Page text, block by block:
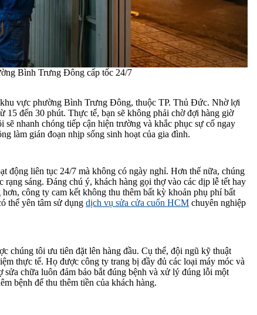
Bình Trưng Đông cấp tốc 24/7
vực phường Bình Trưng Đông, thuộc TP. Thủ Đức. Nhờ lợi
15 đến 30 phút. Thực tế, bạn sẽ không phải chờ đợi hàng giờ
nhanh chóng tiếp cận hiện trường và khắc phục sự cố ngay
làm gián đoạn nhịp sống sinh hoạt của gia đình.
động liên tục 24/7 mà không có ngày nghỉ. Hơn thế nữa, chúng
sáng. Đáng chú ý, khách hàng gọi thợ vào các dịp lễ tết hay
công ty cam kết không thu thêm bất kỳ khoản phụ phí bất
thể yên tâm sử dụngdịch vụ sửa cửa cuốn HCM chuyên nghiệp
chúng tôi ưu tiên đặt lên hàng đầu. Cụ thể, đội ngũ kỹ thuật
thực tế. Họ được công ty trang bị đầy đủ các loại máy móc và
chữa luôn đảm bảo bắt đúng bệnh và xử lý đúng lỗi một
bệnh để thu thêm tiền của khách hàng.